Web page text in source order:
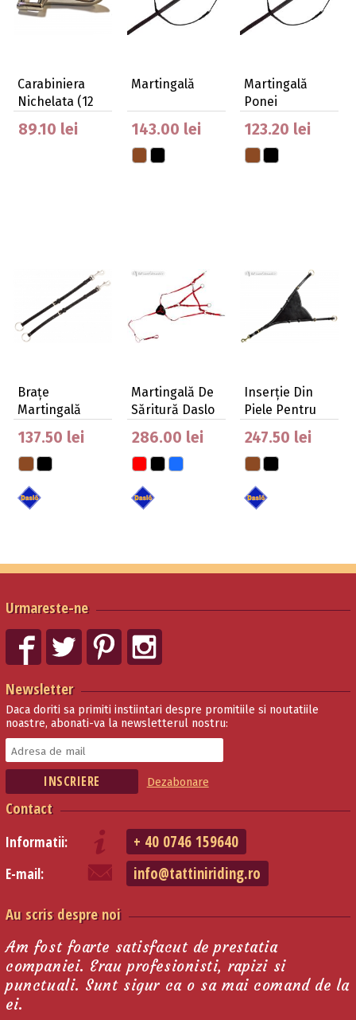
Carabiniera
Nichelata (12
89.10 lei
Martingală
143.00 lei
Martingală
Ponei
123.20 lei
Brațe
Martingală
Daslo De
Rezervă
137.50 lei
Martingală De
Săritură Daslo
286.00 lei
Inserție Din
Piele Pentru
Martingală
247.50 lei
Urmareste-ne
Newsletter
Daca doriti sa primiti instiintari despre promitiile si noutatiile
noastre, abonati-va la newsletterul nostru:
Dezabonare
Contact
Informatii: + 40 0746 159640
E-mail: info@tattiniriding.ro
Au scris despre noi
Am fost foarte satisfacut de prestatia
companiei. Erau profesionisti, rapizi si
punctuali. Sunt sigur ca o sa mai comand de la
ei.